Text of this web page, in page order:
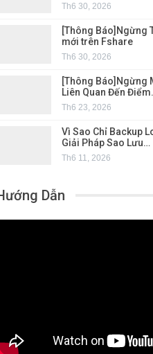
Th6 30, 2026
[Thông Báo]Ngừng
mới trên Fshare
Th6 30, 2026
[Thông Báo]Ngừng
Liên Quan Đến
Th6 23, 2026
Vì Sao Chỉ Backup
Giải Pháp Sao Lưu…
Th6 11, 2026
Dẫn